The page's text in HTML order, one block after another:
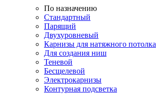
По назначению
Стандартный
Парящий
Двухуровневый
Карнизы для натяжного потолка
Для создания ниш
Теневой
Бесщелевой
Электрокарнизы
Контурная подсветка